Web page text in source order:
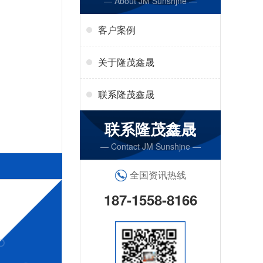
客户案例
关于隆茂鑫晟
联系隆茂鑫晟
联系隆茂鑫晟
— Contact JM Sunshjne —
全国资讯热线
187-1558-8166